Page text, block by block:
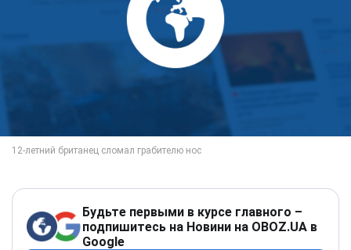
Будьте первыми в курсе главного –
подпишитесь на Новини на OBOZ.UA в
Google